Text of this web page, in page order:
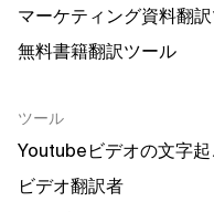
マーケティング資料翻
無料書籍翻訳ツール
ツール
Youtubeビデオの文字起
ビデオ翻訳者